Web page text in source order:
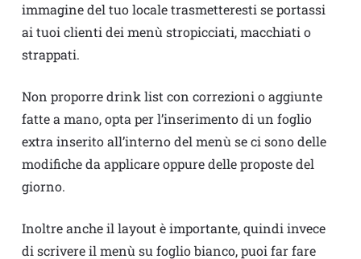
immagine del tuo locale trasmetteresti se portassi
ai tuoi clienti dei menù stropicciati, macchiati o
strappati.
Non proporre drink list con correzioni o aggiunte
fatte a mano, opta per l’inserimento di un foglio
extra inserito all’interno del menù se ci sono delle
modifiche da applicare oppure delle proposte del
giorno.
Inoltre anche il layout è importante, quindi invece
di scrivere il menù su foglio bianco, puoi far fare